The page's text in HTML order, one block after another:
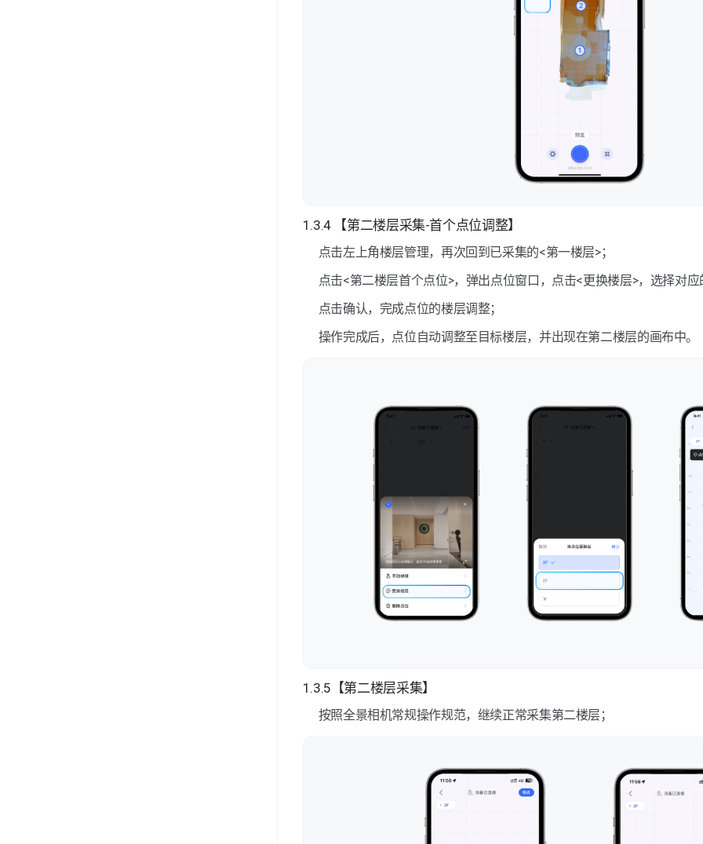
1.3.4 【第二楼层采集-首个点位调整】
点击左上角楼层管理，再次回到已采集的<第一楼层>；
点击<第二楼层首个点位>，弹出点位窗口，点击<更换楼层>，选择对应
点击确认，完成点位的楼层调整；
操作完成后，点位自动调整至目标楼层，并出现在第二楼层的画布中。
1.3.5【第二楼层采集】
按照全景相机常规操作规范，继续正常采集第二楼层；